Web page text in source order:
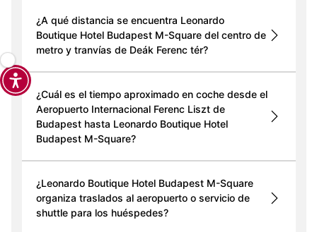
¿A qué distancia se encuentra Leonardo
Boutique Hotel Budapest M-Square del centro de
metro y tranvías de Deák Ferenc tér?
¿Cuál es el tiempo aproximado en coche desde el
Aeropuerto Internacional Ferenc Liszt de
Budapest hasta Leonardo Boutique Hotel
Budapest M-Square?
¿Leonardo Boutique Hotel Budapest M-Square
organiza traslados al aeropuerto o servicio de
shuttle para los huéspedes?